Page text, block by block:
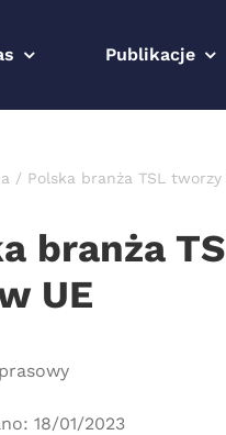
Publikacje
Polska branża TSL
branża
UE
18/01/2023